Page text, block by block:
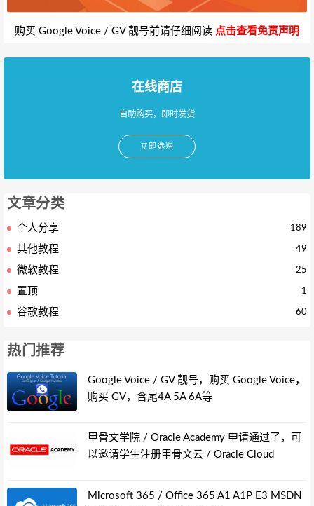
购买 Google Voice / GV 靓号前请仔细阅读 点击查看免责声明
在线商店
自助购买，即时发货
立即选购
文章分类
个人分享 189
其他教程 49
微软教程 25
置顶 1
谷歌教程 60
热门推荐
Google Voice / GV 靓号，购买 Google Voice，
购买 GV，含尾4A 5A 6A等
甲骨文学院 / Oracle Academy 申请通过了，可
以邀请学生注册甲骨文云 / Oracle Cloud
Microsoft 365 / Office 365 A1 A1P E3 MSDN